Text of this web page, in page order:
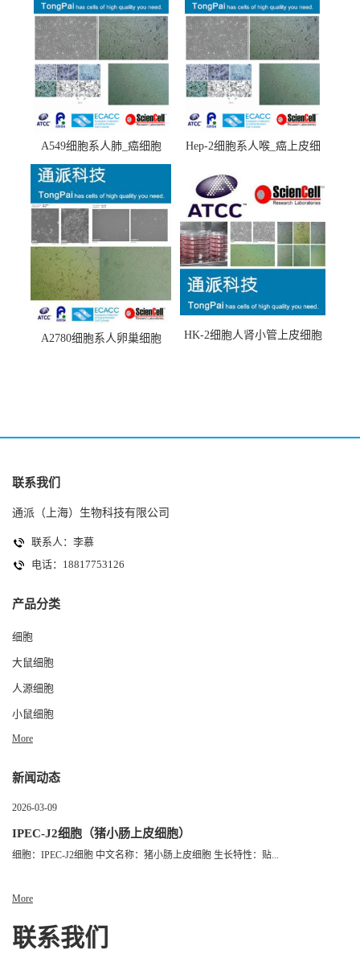
A549细胞系人肺_癌细胞
(A549细胞)
Hep-2细胞系人喉_癌上皮细
A2780细胞系人卵巢细胞
HK-2细胞人肾小管上皮细胞
联系我们
通派（上海）生物科技有限公司
联系人：李慕
电话：18817753126
产品分类
细胞
大鼠细胞
人源细胞
小鼠细胞
More
新闻动态
2026-03-09
IPEC-J2细胞（猪小肠上皮细胞）
细胞：IPEC-J2细胞 中文名称：猪小肠上皮细胞 生长特性：贴...
More
联系我们